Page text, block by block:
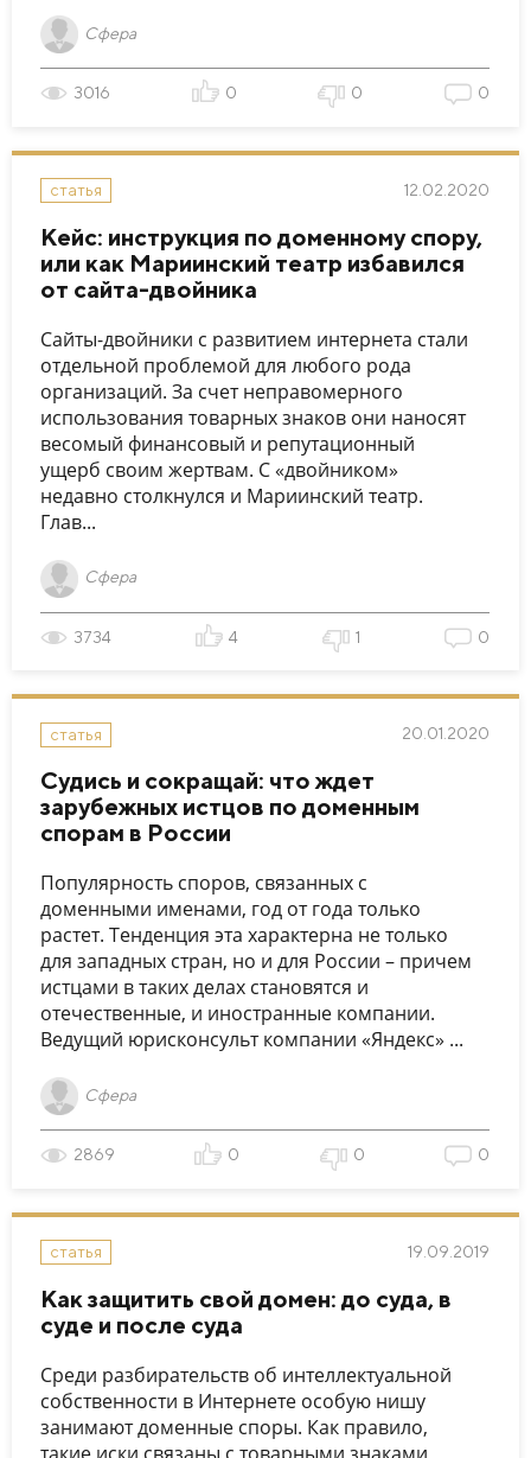
Сфера
3016 0 0 0
статья 12.02.2020
Кейс: инструкция по доменному спору,
или как Мариинский театр избавился
от сайта-двойника
Сайты-двойники с развитием интернета стали
отдельной проблемой для любого рода
организаций. За счет неправомерного
использования товарных знаков они наносят
весомый финансовый и репутационный
ущерб своим жертвам. С «двойником»
недавно столкнулся и Мариинский театр.
Глав...
Сфера
3734 4 1 0
статья 20.01.2020
Судись и сокращай: что ждет
зарубежных истцов по доменным
спорам в России
Популярность споров, связанных с
доменными именами, год от года только
растет. Тенденция эта характерна не только
для западных стран, но и для России – причем
истцами в таких делах становятся и
отечественные, и иностранные компании.
Ведущий юрисконсульт компании «Яндекс» ...
Сфера
2869 0 0 0
статья 19.09.2019
Как защитить свой домен: до суда, в
суде и после суда
Среди разбирательств об интеллектуальной
собственности в Интернете особую нишу
занимают доменные споры. Как правило,